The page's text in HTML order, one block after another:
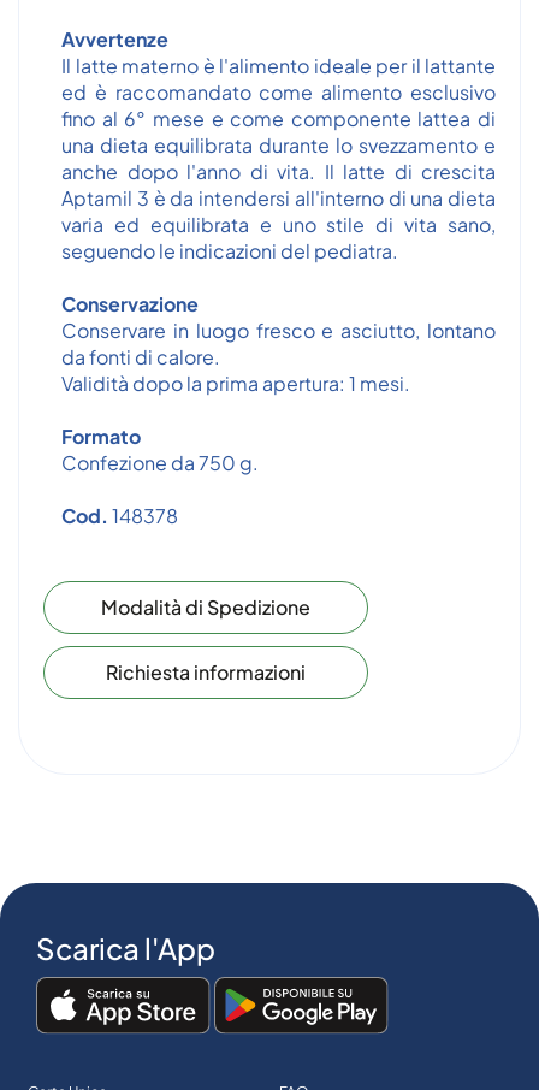
Avvertenze
Il latte materno è l'alimento ideale per il lattante
ed è raccomandato come alimento esclusivo
fino al 6° mese e come componente lattea di
una dieta equilibrata durante lo svezzamento e
anche dopo l'anno di vita. Il latte di crescita
Aptamil 3 è da intendersi all'interno di una dieta
varia ed equilibrata e uno stile di vita sano,
seguendo le indicazioni del pediatra.
Conservazione
Conservare in luogo fresco e asciutto, lontano
da fonti di calore.
Validità dopo la prima apertura: 1 mesi.
Formato
Confezione da 750 g.
Cod. 148378
Modalità di Spedizione
Richiesta informazioni
Scarica l'App